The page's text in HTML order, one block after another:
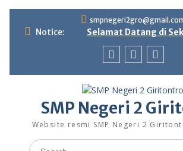
to
Notice: Selamat Datang di
SMP Negeri 2
Website resmi SMP Negeri 2
Search